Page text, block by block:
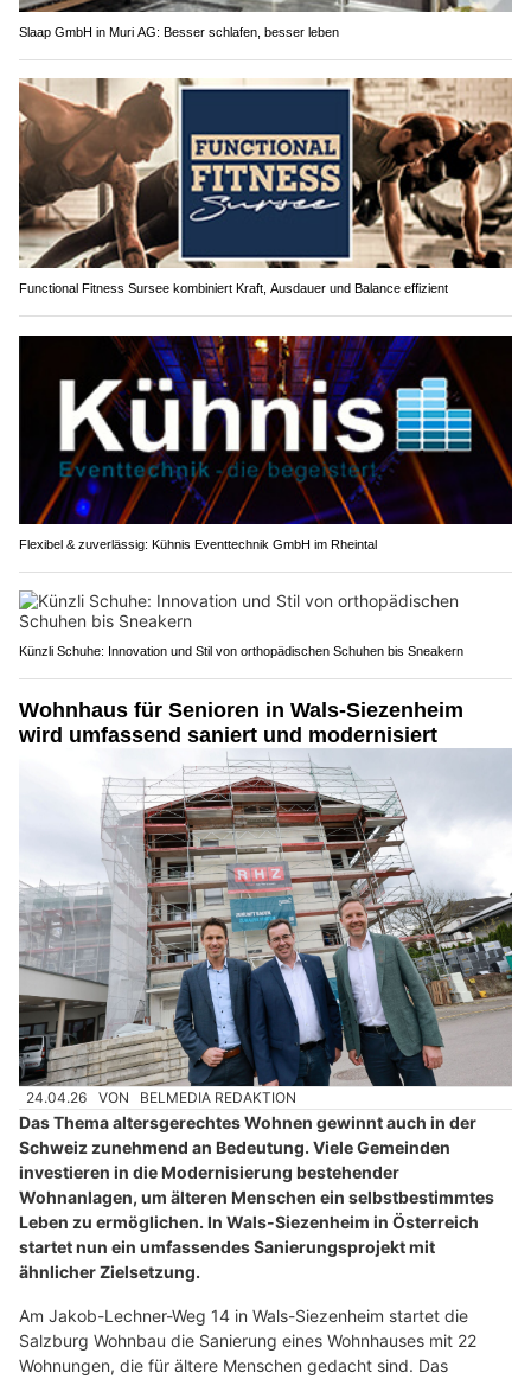
Slaap GmbH in Muri AG: Besser schlafen, besser leben
Functional Fitness Sursee kombiniert Kraft, Ausdauer und Balance effizient
Flexibel & zuverlässig: Kühnis Eventtechnik GmbH im Rheintal
Künzli Schuhe: Innovation und Stil von orthopädischen Schuhen bis Sneakern
Wohnhaus für Senioren in Wals-Siezenheim
wird umfassend saniert und modernisiert
24.04.26 VON BELMEDIA REDAKTION
Das Thema altersgerechtes Wohnen gewinnt auch in der
Schweiz zunehmend an Bedeutung. Viele Gemeinden
investieren in die Modernisierung bestehender
Wohnanlagen, um älteren Menschen ein selbstbestimmtes
Leben zu ermöglichen. In Wals-Siezenheim in Österreich
startet nun ein umfassendes Sanierungsprojekt mit
ähnlicher Zielsetzung.
Am Jakob-Lechner-Weg 14 in Wals-Siezenheim startet die
Salzburg Wohnbau die Sanierung eines Wohnhauses mit 22
Wohnungen, die für ältere Menschen gedacht sind. Das